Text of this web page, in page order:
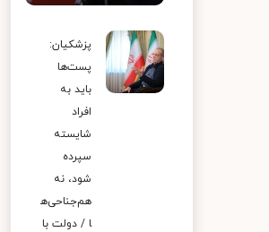
پزشکیان:
پست‌ها
باید به
افراد
شایسته
سپرده
شود، نه
هم‌جناحی‌ه
ا / دولت با